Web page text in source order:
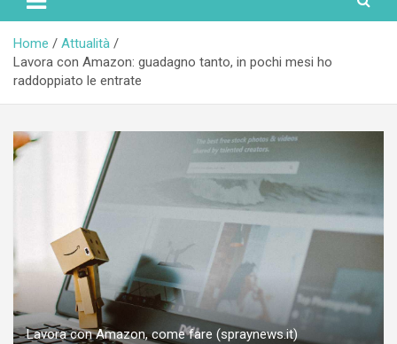
Home
Attualità
Lavora con Amazon: guadagno tanto, in pochi mesi ho
raddoppiato le entrate
Lavora con Amazon, come fare (spraynews.it)